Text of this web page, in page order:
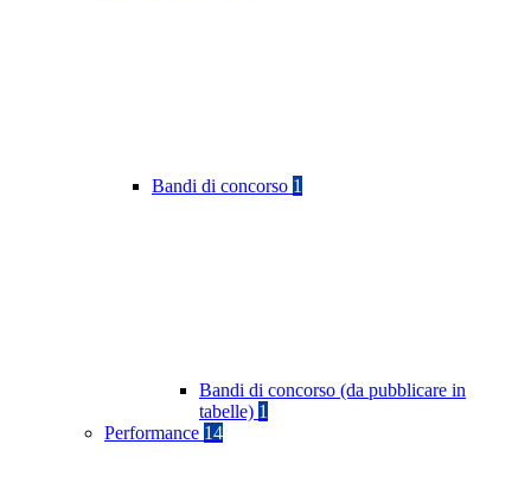
Bandi di concorso 1
Bandi di concorso (da pubblicare in
tabelle) 1
Performance 14